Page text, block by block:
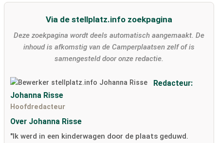
Via de stellplatz.info zoekpagina
Deze zoekpagina wordt deels automatisch aangemaakt. De
inhoud is afkomstig van de Camperplaatsen zelf of is
samengesteld door onze redactie.
Redacteur:
Johanna Risse
Hoofdredacteur
Over Johanna Risse
"Ik werd in een kinderwagen door de plaats geduwd.